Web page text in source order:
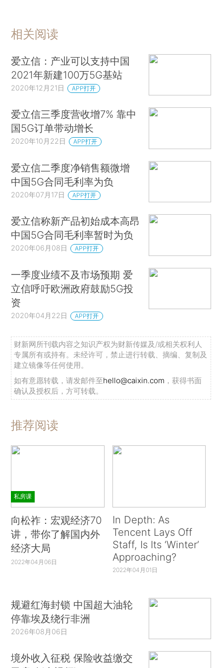
相关阅读
爱立信：产业可以支持中国
2021年新建100万5G基站
2020年12月21日 APP打开
爱立信三季度营收增7% 靠中
国5G订单带动增长
2020年10月22日 APP打开
爱立信二季度净销售额微增
中国5G合同毛利率为负
2020年07月17日 APP打开
爱立信称新产品初始成本高昂
中国5G合同毛利率暂时为负
2020年06月08日 APP打开
一季度业绩不及市场预期 爱
立信呼吁欧洲政府鼓励5G投
资
2020年04月22日 APP打开
财新网所刊载内容之知识产权为财新传媒及/或相关权利人
专属所有或持有。未经许可，禁止进行转载、摘编、复制及
建立镜像等任何使用。
如有意愿转载，请发邮件至hello@caixin.com ，获得书面
确认及授权后，方可转载。
推荐阅读
私房课
向松祚：宏观经济70
讲，带你了解国内外
经济大局
2022年04月06日
In Depth: As
Tencent Lays Off
Staff, Is Its ‘Winter’
Approaching?
2022年04月01日
规避红海封锁 中国超大油轮
停靠埃及绕行非洲
2026年08月06日
境外收入征税 保险收益缴交